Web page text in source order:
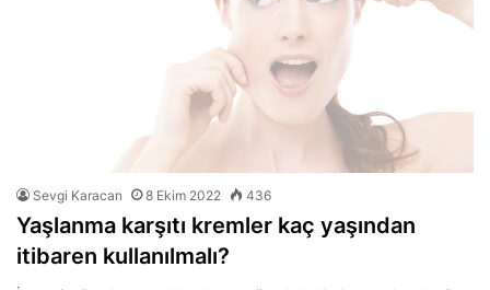
Sevgi Karacan 8 Ekim 2022 436
Yaşlanma karşıtı kremler kaç yaşından
itibaren kullanılmalı?